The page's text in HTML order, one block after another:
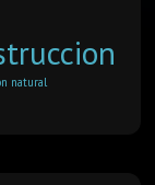
natural